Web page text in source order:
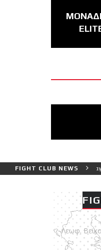
FIGHT CLUB NEWS
πιο δύσκολο αγώνα της
Λεωφ.